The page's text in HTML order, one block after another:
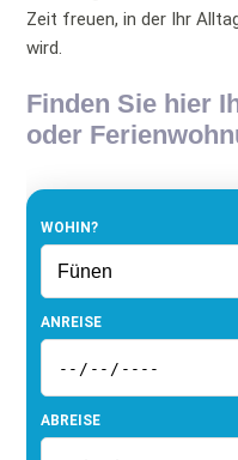
Zeit freuen, in der Ihr
wird.
Finden Sie hier
oder
WOHIN?
ANREISE
ABREISE